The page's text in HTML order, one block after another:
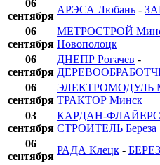
06
сентября
АРЭСА Любань -
06
сентября
МЕТРОСТРОЙ
Новополоцк
06
сентября
ДНЕПР Рогачев -
06
сентября
ЭЛЕКТРОМОДУЛЬ
ТРАКТОР Минск
03
сентября
КАРДАН-ФЛАЙЕРС
СТРОИТЕЛЬ Береза
06
сентября
РАДА Клецк -